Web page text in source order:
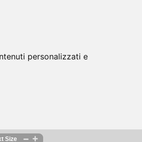
personalizzati e
Size